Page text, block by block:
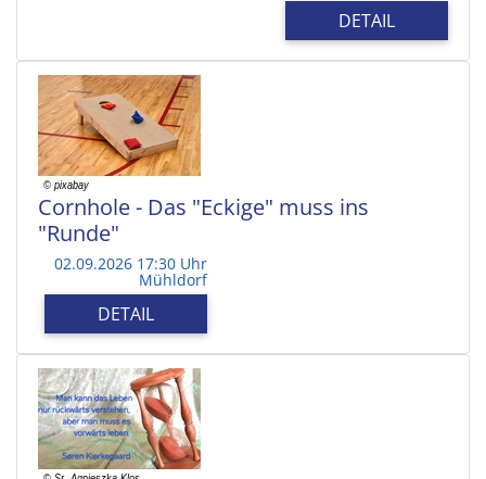
DETAIL
Cornhole - Das "Eckige" muss ins
"Runde"
02.09.2026 17:30 Uhr
Mühldorf
DETAIL